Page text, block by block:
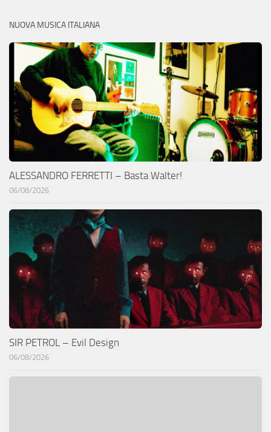
NUOVA MUSICA ITALIANA
ALESSANDRO FERRETTI – Basta Walter!
06/08/2026
SIR PETROL – Evil Design
06/08/2026